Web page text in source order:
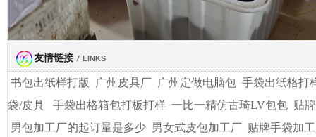
友情链接 / LINKS
书包出纸样打版 广州皮具厂 广州定做电脑包 手袋出纸格打
袋/皮具
手袋出格箱包打板打样 一比一精仿古琦LV包包 贴
男包加工厂的起订量是多少 男女式皮包加工厂 贴牌手袋加